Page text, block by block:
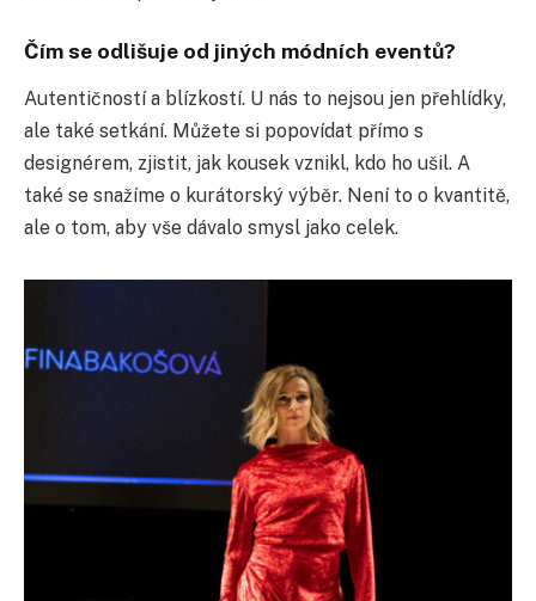
Čím se odlišuje od jiných módních eventů?
Autentičností a blízkostí. U nás to nejsou jen přehlídky,
ale také setkání. Můžete si popovídat přímo s
designérem, zjistit, jak kousek vznikl, kdo ho ušil. A
také se snažíme o kurátorský výběr. Není to o kvantitě,
ale o tom, aby vše dávalo smysl jako celek.